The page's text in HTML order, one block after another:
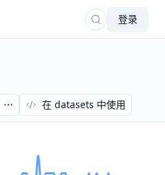
登录
在 datasets 中使用